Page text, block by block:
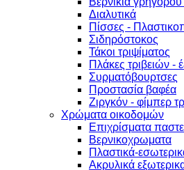
Διαλυτικά
Πίσσες -
Σιδηρόστοκος
Τάκοι τριψίματος
Πλάκες τριβειών -
Συρματόβουρτσες
Προστασία βαφέα
Ζιργκόν - φίμπερ
Χρώματα οικοδομών
Επιχρίσματα
Βερνικοχρωματα
Πλαστικά-
Ακρυλικά